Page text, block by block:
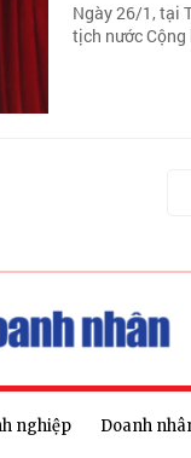
Ngày 26/1, tại
tịch nước Cộng
nghiệp Doanh